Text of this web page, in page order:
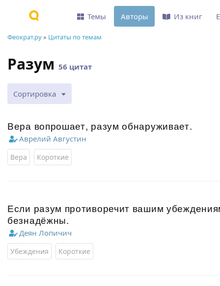
Феократ.ру» Цитаты по темам
Разум 56 цитат
Сортировка
Вера вопрошает, разум обнаруживает.
Аврелий Августин
Вера Короткие
Если разум противоречит вашим
безнадёжны.
Деян Лопичич
Убеждения Короткие
Темы Авторы Из книг